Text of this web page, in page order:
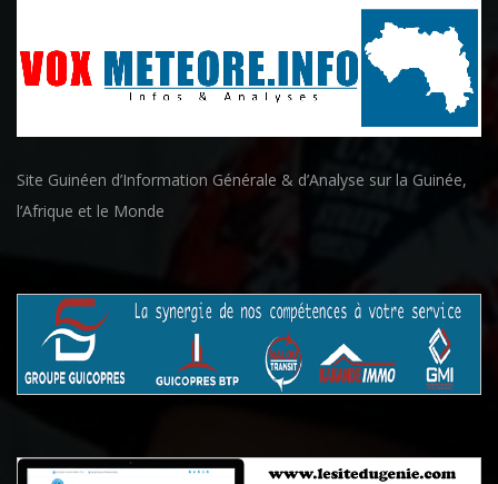
Site Guinéen d’Information Générale & d’Analyse sur la Guinée,
l’Afrique et le Monde